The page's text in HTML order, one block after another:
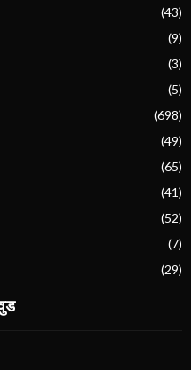
(43)
(9)
(3)
(5)
(698)
(49)
(65)
(41)
(52)
(7)
(29)